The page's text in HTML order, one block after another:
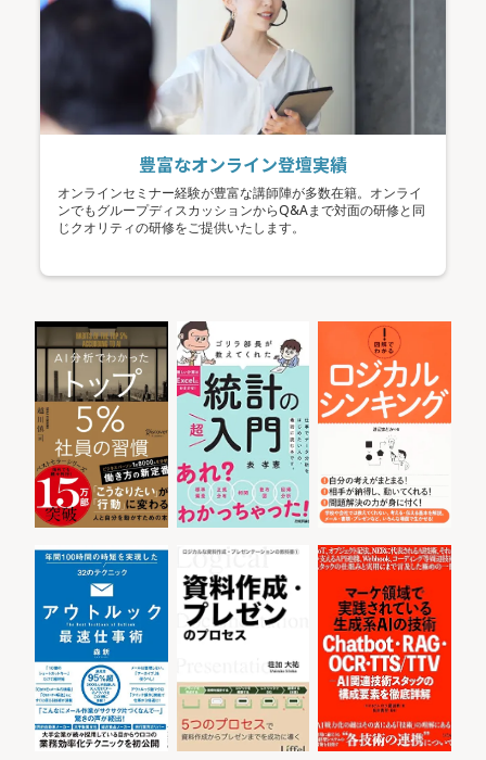
豊富なオンライン登壇実績
オンラインセミナー経験が豊富な講師陣が多数在籍。オンライ
ンでもグループディスカッションからQ&Aまで対面の研修と同
じクオリティの研修をご提供いたします。